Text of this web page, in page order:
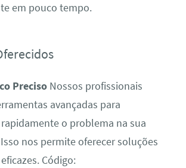
em pouco tempo.
Preciso Nossos profissionais
avançadas para
o problema na sua
nos permite oferecer soluções
Código: